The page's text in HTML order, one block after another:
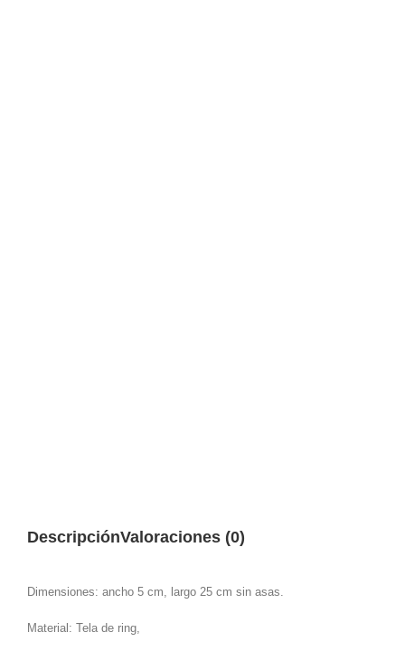
DescripciónValoraciones (0)
Dimensiones: ancho 5 cm, largo 25 cm sin asas.
Material: Tela de ring,